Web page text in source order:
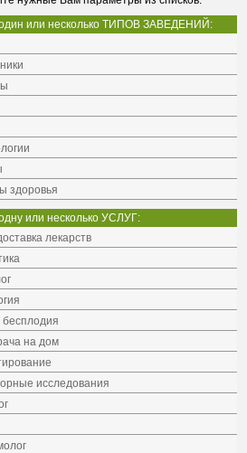
или несколько ТИПОВ ЗАВЕДЕНИЙ:
здоровья
или несколько УСЛУГ:
лекарств
на дом
исследования